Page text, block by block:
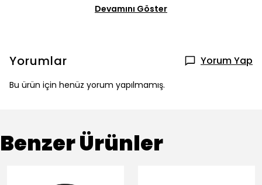
Devamını Göster
Yorumlar Yorum Yap
Bu ürün için henüz yorum yapılmamış.
Benzer Ürünler